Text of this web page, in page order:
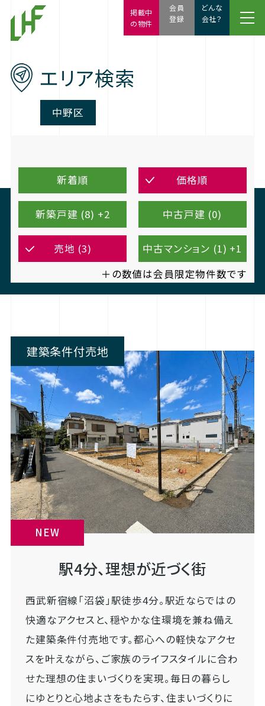
エリア検索
中野区
新着順 価格順
新築戸建 (8) +2 中古戸建 (0)
売地 (3)
中古マンション (1) +1
＋の数値は会員限定物件数です
建築条件付売地
NEW
駅4分、理想が近づく街
西武新宿線「沼袋」駅徒歩4分。駅近ならではの
快適なアクセスと、穏やかな住環境を兼ね備え
た建築条件付売地です。都心への軽快なアクセ
スを叶えながら、ご家族のライフスタイルに合わ
せた理想の住まいづくりを実現。毎日の暮らし
にゆとりと心地よさをもたらす、住まいづくりに
会員
登録
どんな
会社？
掲載中
の物件